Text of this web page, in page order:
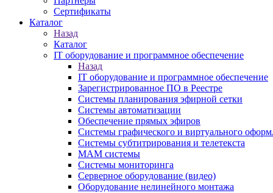
Сертификаты
Каталог
Назад
Каталог
IT оборудование и программное обеспечение
Назад
IT оборудование и программное обеспечение
Зарегистрированное ПО в Реестре
Системы планирования эфирной сетки
Системы автоматизации
Обеспечение прямых эфиров
Системы графического и виртуального
Системы субтитрирования и телетекста
MAM системы
Системы мониторинга
Серверное оборудование (видео)
Оборудование нелинейного монтажа